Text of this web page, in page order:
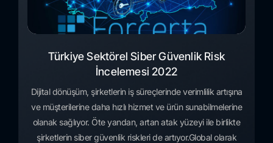
Türkiye Sektörel Siber Güvenlik Risk
İncelemesi 2022
Dijital dönüşüm, şirketlerin iş süreçlerinde verimlilik artışına
ve müşterilerine daha hızlı hizmet ve ürün sunabilmelerine
olanak sağlıyor. Öte yandan, artan atak yüzeyi ile birlikte
şirketlerin siber güvenlik riskleri de artıyor.Global olarak